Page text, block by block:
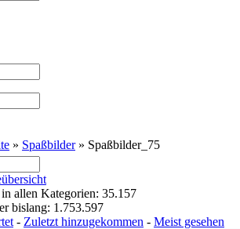
» Spaßbilder» Spaßbilder_75
allen Kategorien: 35.157
bislang: 1.753.597
- Zuletzt hinzugekommen - Meist gesehen